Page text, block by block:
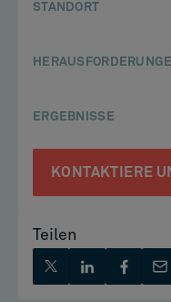
STANDORT
ERGEBNISSE
KONTAKTIERE
Teilen